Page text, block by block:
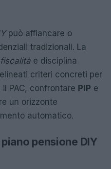
può affiancare o
tradizionali. La
fiscalità e disciplina
criteri concreti per
PAC, confrontare PIP e
un orizzonte
automatico.
pensione DIY